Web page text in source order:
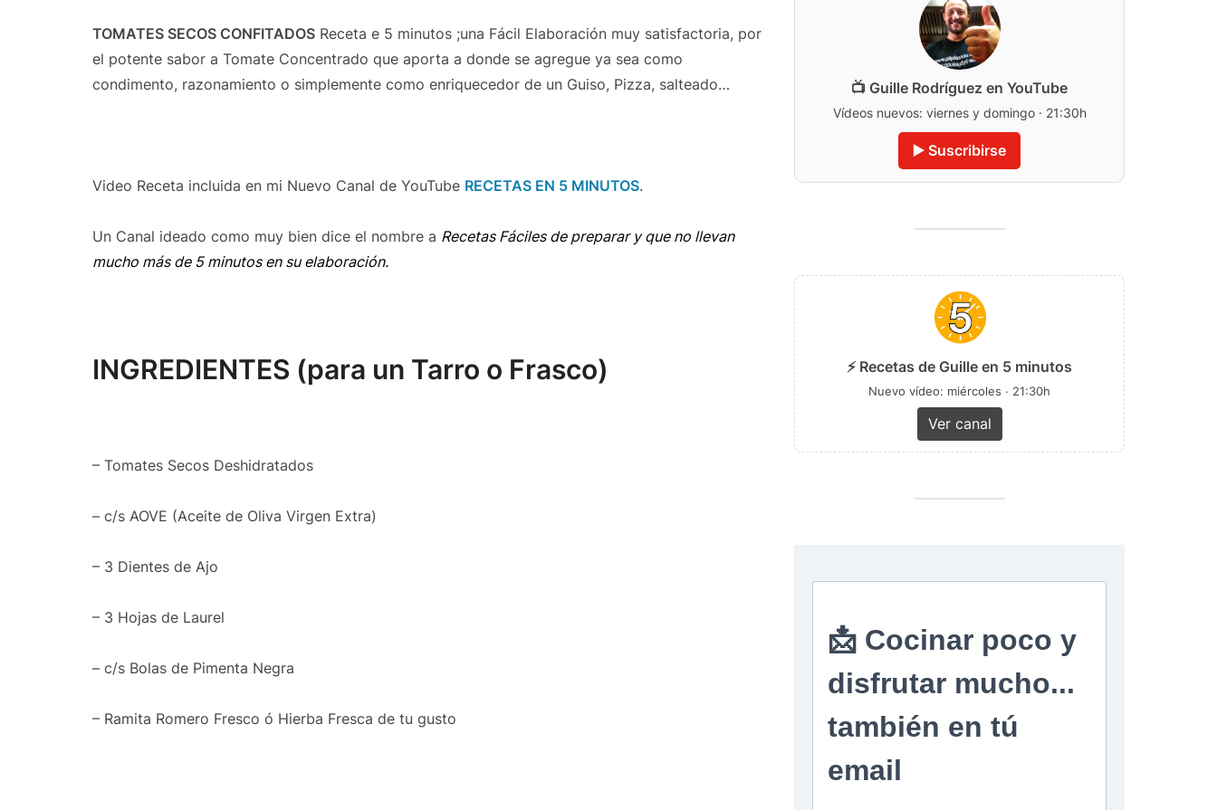
TOMATES SECOS CONFITADOS Receta e 5 minutos ;una Fácil Elaboración muy satisfactoria, por
el potente sabor a Tomate Concentrado que aporta a donde se agregue ya sea como
condimento, razonamiento o simplemente como enriquecedor de un Guiso, Pizza, salteado…
Video Receta incluida en mi Nuevo Canal de YouTube RECETAS EN 5 MINUTOS.
Un Canal ideado como muy bien dice el nombre a Recetas Fáciles de preparar y que no llevan
mucho más de 5 minutos en su elaboración.
INGREDIENTES (para un Tarro o Frasco)
– Tomates Secos Deshidratados
– c/s AOVE (Aceite de Oliva Virgen Extra)
– 3 Dientes de Ajo
– 3 Hojas de Laurel
– c/s Bolas de Pimenta Negra
– Ramita Romero Fresco ó Hierba Fresca de tu gusto
📺 Guille Rodríguez en YouTube
Vídeos nuevos: viernes y domingo · 21:30h
▶️ Suscribirse
⚡ Recetas de Guille en 5 minutos
Nuevo vídeo: miércoles · 21:30h
Ver canal